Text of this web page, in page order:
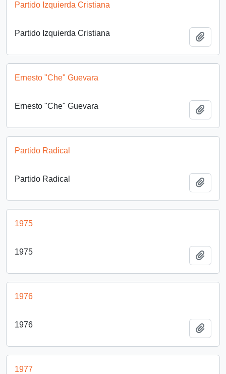
Partido Izquierda Cristiana
Partido Izquierda Cristiana
Ernesto "Che" Guevara
Ernesto "Che" Guevara
Partido Radical
Partido Radical
1975
1975
1976
1976
1977